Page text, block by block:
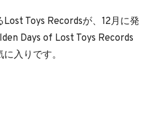
Toys Recordsが、12月に発
Days of Lost Toys Records
入りです。